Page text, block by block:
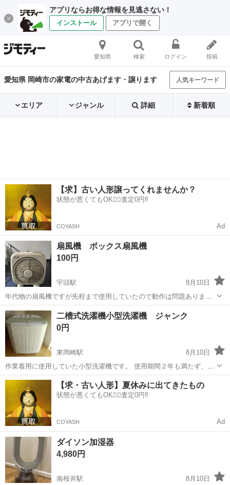
アプリならお得な情報を見逃さない！
インストール アプリで開く
愛知県 検索 ログイン 投稿
愛知県 岡崎市の家電の中古あげます・譲ります 人気キーワード
エリア ジャンル 詳細 新着順
【求】古い人形譲ってくれませんか？
状態が悪くてもOK🙆‍♀️査定0円‼️
COYASH Ad
扇風機 ボックス扇風機
100円
宇頭駅
8月10日
年代物の扇風機ですが先程まで使用していたので動作は問題ありませ
ん。値段ついていますが無料ですので3Nでお願いします。神経質な方
や中古品にご理解いただけない場合はご遠慮いただけたらと思います
のでよろしくお願いいたします。 欲し...
愛知 岡崎市 宇頭駅 季節、空調家電
二槽式洗濯機小型洗濯機 ジャンク
0円
東岡崎駅
8月10日
作業着用に使用していた小型洗濯機です。 使用期間２年も満たず、中
のベルトが切れて動かなくなり、自分でベルト交換したもののうまく
着けることができず、諦めて新品を購入したため、不要になり手放す
ことに致しました。 電源は入り、脱...
愛知 岡崎市 東岡崎駅 生活家電
【求・古い人形】夏休みに出てきたもの
状態が悪くてもOK🙆‍♀️査定0円‼️
COYASH Ad
ダイソン加湿器
4,980円
南桜井駅
8月10日